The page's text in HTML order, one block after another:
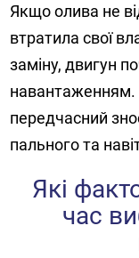
Якщо олива не
втратила свої
заміну, двигун
навантаженням.
передчасний
пального та
Які
час